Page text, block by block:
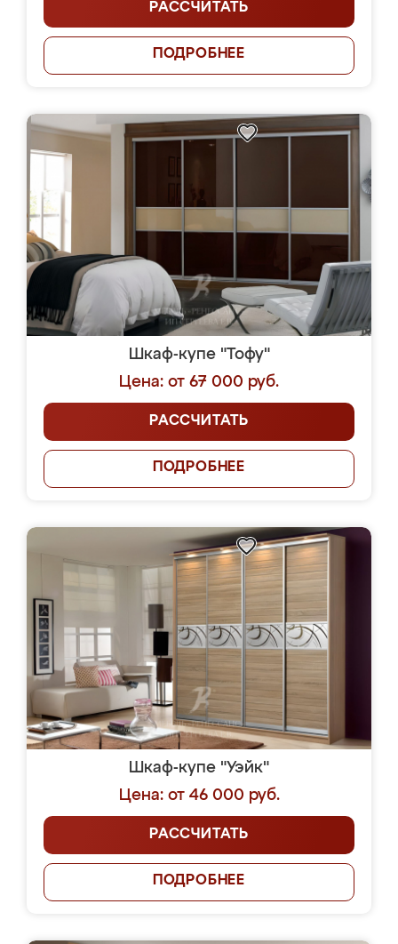
РАССЧИТАТЬ
ПОДРОБНЕЕ
Шкаф-купе "Тофу"
Цена: от 67 000 руб.
РАССЧИТАТЬ
ПОДРОБНЕЕ
Шкаф-купе "Уэйк"
Цена: от 46 000 руб.
РАССЧИТАТЬ
ПОДРОБНЕЕ